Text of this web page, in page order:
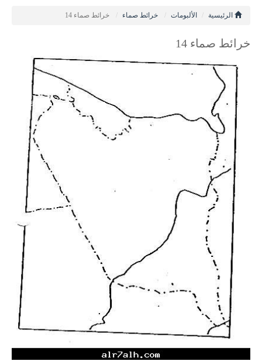
الرئيسية الألبومات خرائط صماء خرائط صماء 14
خرائط صماء 14